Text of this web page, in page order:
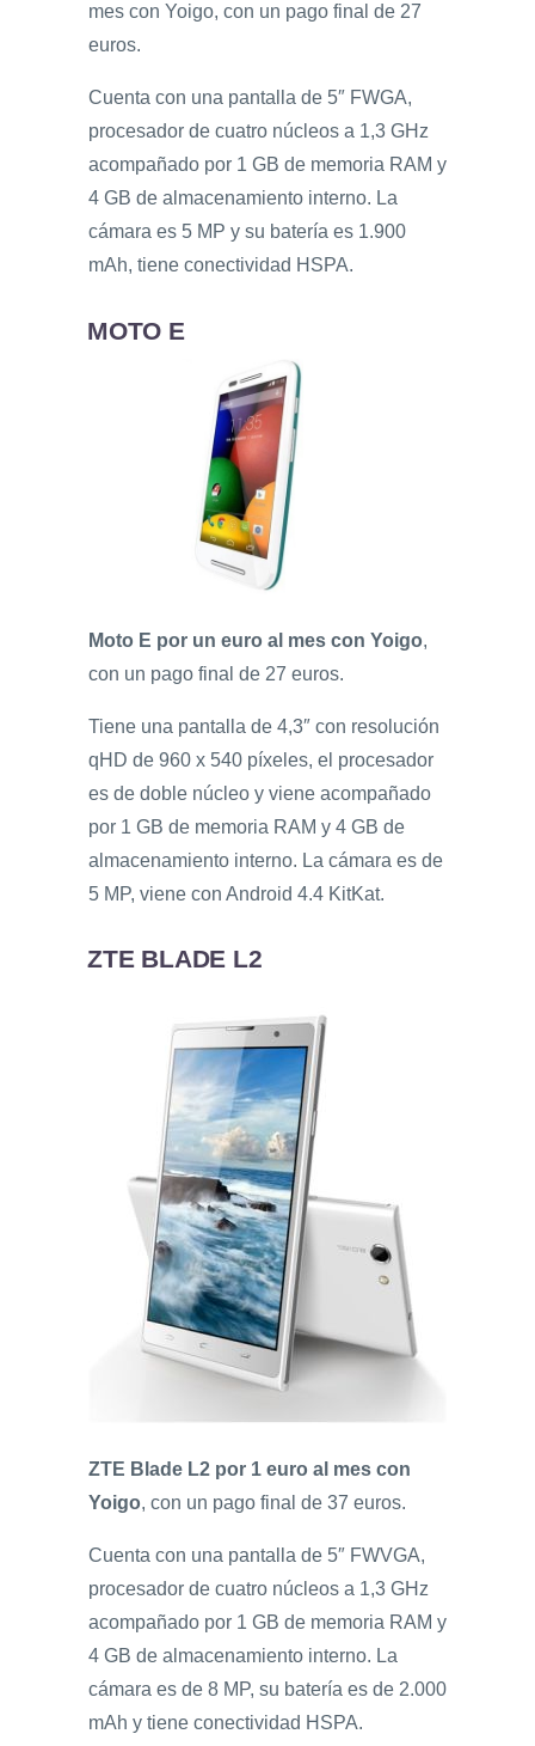
mes con Yoigo, con un pago final de 27
euros.
Cuenta con una pantalla de 5″ FWGA,
procesador de cuatro núcleos a 1,3 GHz
acompañado por 1 GB de memoria RAM y
4 GB de almacenamiento interno. La
cámara es 5 MP y su batería es 1.900
mAh, tiene conectividad HSPA.
MOTO E
Moto E por un euro al mes con Yoigo,
con un pago final de 27 euros.
Tiene una pantalla de 4,3″ con resolución
qHD de 960 x 540 píxeles, el procesador
es de doble núcleo y viene acompañado
por 1 GB de memoria RAM y 4 GB de
almacenamiento interno. La cámara es de
5 MP, viene con Android 4.4 KitKat.
ZTE BLADE L2
ZTE Blade L2 por 1 euro al mes con
Yoigo, con un pago final de 37 euros.
Cuenta con una pantalla de 5″ FWVGA,
procesador de cuatro núcleos a 1,3 GHz
acompañado por 1 GB de memoria RAM y
4 GB de almacenamiento interno. La
cámara es de 8 MP, su batería es de 2.000
mAh y tiene conectividad HSPA.